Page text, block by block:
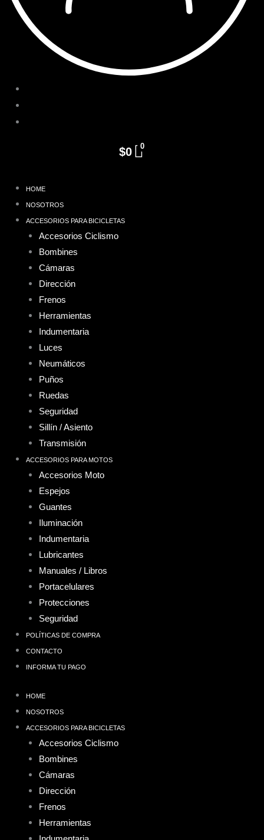
$0 0
HOME
NOSOTROS
ACCESORIOS PARA BICICLETAS
Accesorios Ciclismo
Bombines
Cámaras
Dirección
Frenos
Herramientas
Indumentaria
Luces
Neumáticos
Puños
Ruedas
Seguridad
Sillín / Asiento
Transmisión
ACCESORIOS PARA MOTOS
Accesorios Moto
Espejos
Guantes
Iluminación
Indumentaria
Lubricantes
Manuales / Libros
Portacelulares
Protecciones
Seguridad
POLÍTICAS DE COMPRA
CONTACTO
INFORMA TU PAGO
HOME
NOSOTROS
ACCESORIOS PARA BICICLETAS
Accesorios Ciclismo
Bombines
Cámaras
Dirección
Frenos
Herramientas